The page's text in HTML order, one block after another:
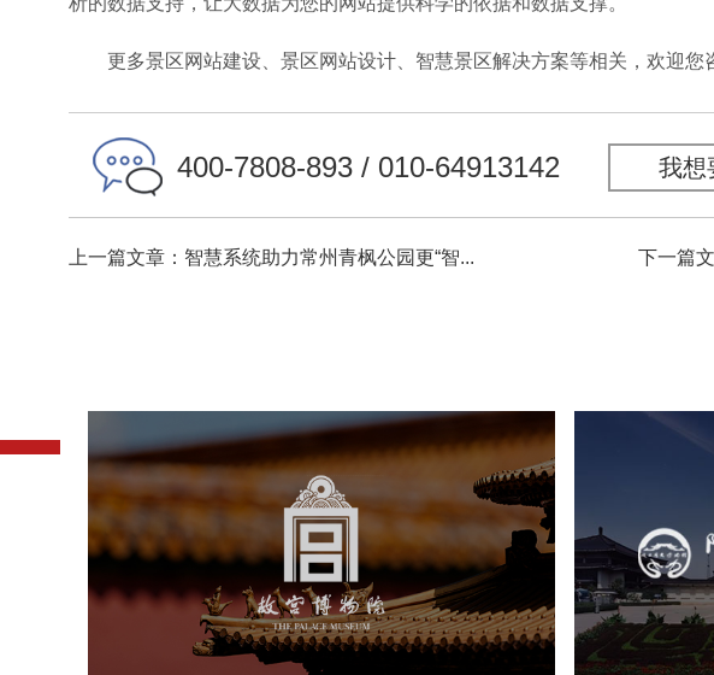
更多景区网站建设、景区网站设计、智慧景区解决方案等相关，欢迎您
400-7808-893 / 010-64913142 我想
上一篇文章：智慧系统助力常州青枫公园更“智... 下一篇
故宫博物院
文化艺术 博物馆
智慧博物馆
博物馆网站建设
景区网站建设
文创商城
万能专题
网站代运营
文化
博